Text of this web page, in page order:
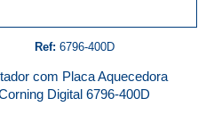
Ref: 6796-400D
com Placa Aquecedora
Digital 6796-400D